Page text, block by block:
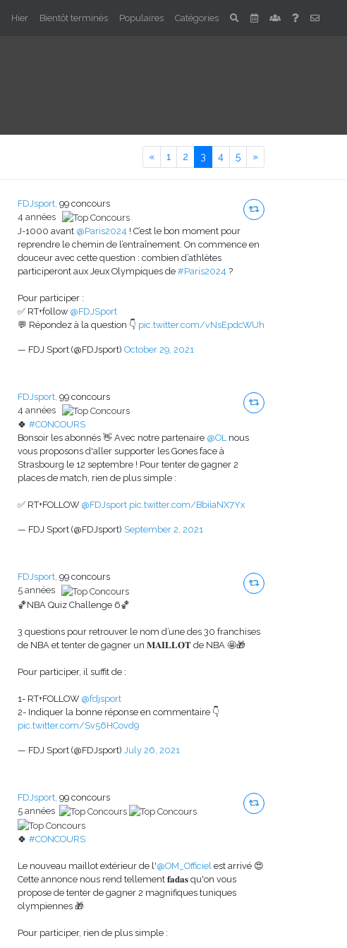
Hier Bientôt terminés Populaires Catégories
«Previous
1 2 3 4 5 »Next
FDJsport, 99 concours
4 années
J-1000 avant @Paris2024 ! C’est le bon moment pour
reprendre le chemin de l’entraînement. On commence en
douceur avec cette question : combien d’athlètes
participeront aux Jeux Olympiques de #Paris2024 ?
Pour participer :
✅ RT+follow @FDJSport
💬 Répondez à la question 👇 pic.twitter.com/vNsEpdcWUh
— FDJ Sport (@FDJsport) October 29, 2021
FDJsport, 99 concours
4 années
🍀 #CONCOURS
Bonsoir les abonnés 👋 Avec notre partenaire @OLnous
vous proposons d'aller supporter les Gones face à
Strasbourg le 12 septembre ! Pour tenter de gagner 2
places de match, rien de plus simple :
✅ RT+FOLLOW @FDJsport pic.twitter.com/BbiiaNX7Yx
— FDJ Sport (@FDJsport) September 2, 2021
FDJsport, 99 concours
5 années
🏀NBA Quiz Challenge 6🏀
3 questions pour retrouver le nom d’une des 30 franchises
de NBA et tenter de gagner un 𝐌𝐀𝐈𝐋𝐋𝐎𝐓 de NBA 🤩🎁
Pour participer, il suffit de :
1- RT+FOLLOW @fdjsport
2- Indiquer la bonne réponse en commentaire 👇
pic.twitter.com/Sv56HCovd9
— FDJ Sport (@FDJsport) July 26, 2021
FDJsport, 99 concours
5 années
🍀 #CONCOURS
Le nouveau maillot extérieur de l'@OM_Officiel est arrivé 😍
Cette annonce nous rend tellement 𝐟𝐚𝐝𝐚𝐬 qu'on vous
propose de tenter de gagner 2 magnifiques tuniques
olympiennes 🎁
Pour participer, rien de plus simple :